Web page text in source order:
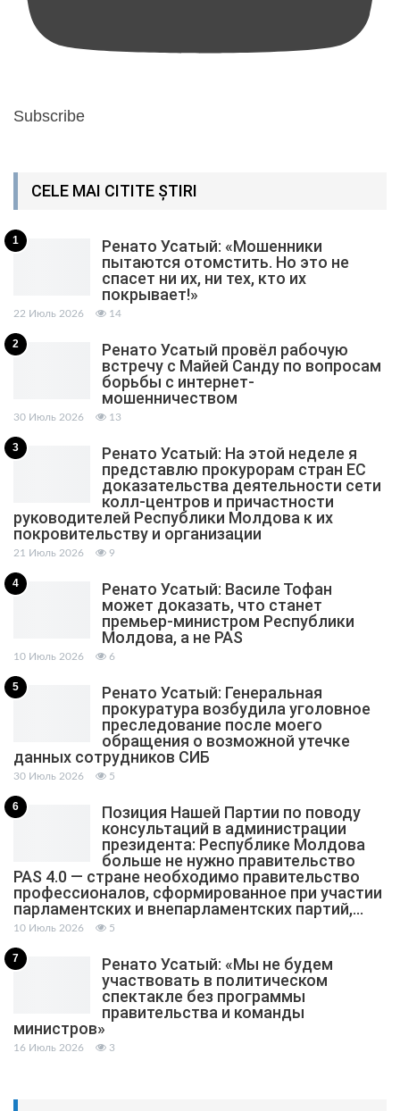
Subscribe
CELE MAI CITITE ȘTIRI
1
Ренато Усатый: «Мошенники
пытаются отомстить. Но это не
спасет ни их, ни тех, кто их
покрывает!»
22 Июль 2026 14
2
Ренато Усатый провёл рабочую
встречу с Майей Санду по вопросам
борьбы с интернет-
мошенничеством
30 Июль 2026 13
3
Ренато Усатый: На этой неделе я
представлю прокурорам стран ЕС
доказательства деятельности сети
колл-центров и причастности
руководителей Республики Молдова к их
покровительству и организации
21 Июль 2026 9
4
Ренато Усатый: Василе Тофан
может доказать, что станет
премьер-министром Республики
Молдова, а не PAS
10 Июль 2026 6
5
Ренато Усатый: Генеральная
прокуратура возбудила уголовное
преследование после моего
обращения о возможной утечке
данных сотрудников СИБ
30 Июль 2026 5
6
Позиция Нашей Партии по поводу
консультаций в администрации
президента: Республике Молдова
больше не нужно правительство
PAS 4.0 — стране необходимо правительство
профессионалов, сформированное при участии
парламентских и внепарламентских партий,…
10 Июль 2026 5
7
Ренато Усатый: «Мы не будем
участвовать в политическом
спектакле без программы
правительства и команды
министров»
16 Июль 2026 3